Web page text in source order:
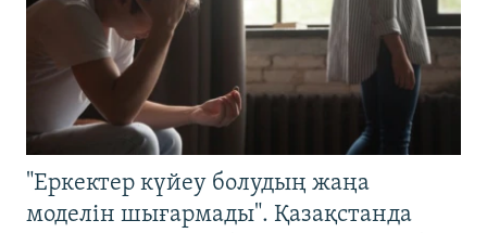
"Еркектер күйеу болудың жаңа
моделін шығармады". Қазақстанда